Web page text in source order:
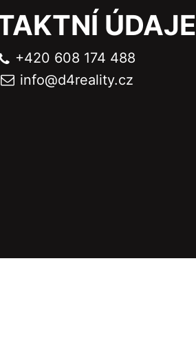
ÚDAJE
+420 608 174 488
info@d4reality.cz